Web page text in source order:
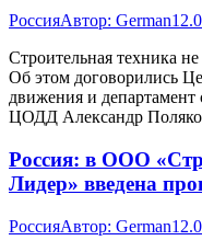
РоссияАвтор: German
Строительная техника
Об этом договорились
движения и департамент
ЦОДД Александр
Россия: в ООО
Лидер» введена
РоссияАвтор: German